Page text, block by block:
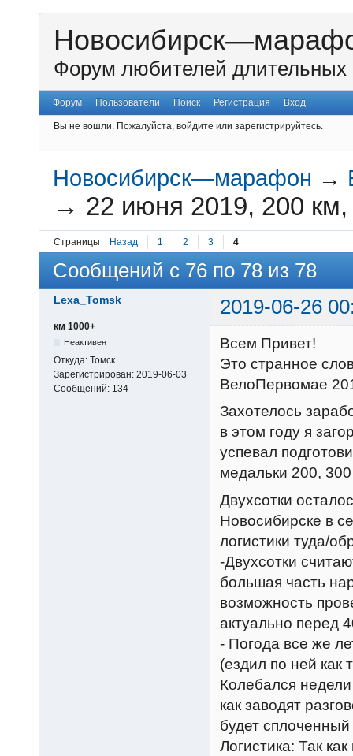
Форум любителей длительных
Форум Пользователи Поиск Регистрация Вход
Вы не вошли. Пожалуйста, войдите или зарегистрируйтесь.
Новосибирск—марафон →
→ 22 июня 2019, 200 км,
Страницы Назад 1 2 3 4
Сообщений с 76 по 78 из 78
Lexa_Tomsk 2019-06-26
км 1000+
Неактивен
Откуда: Томск
Зарегистрирован: 2019-06-03
Сообщений: 134
Всем Привет!
Это странное
ВелоПервомае
Захотелось
в этом году я
успевал
медальки 200,
Двухсотки
Новосибирске в
логистики туда/
-Двухсотки
большая часть
возможность
актуально перед
- Погода все же
(ездил по ней как
Колебался недели
как заводят
будет
Логистика: Так